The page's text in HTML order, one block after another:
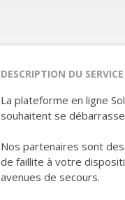
DESCRIPTION DU SERVICE
La plateforme en ligne
souhaitent se
Nos partenaires sont
de faillite à votre
avenues de secours.